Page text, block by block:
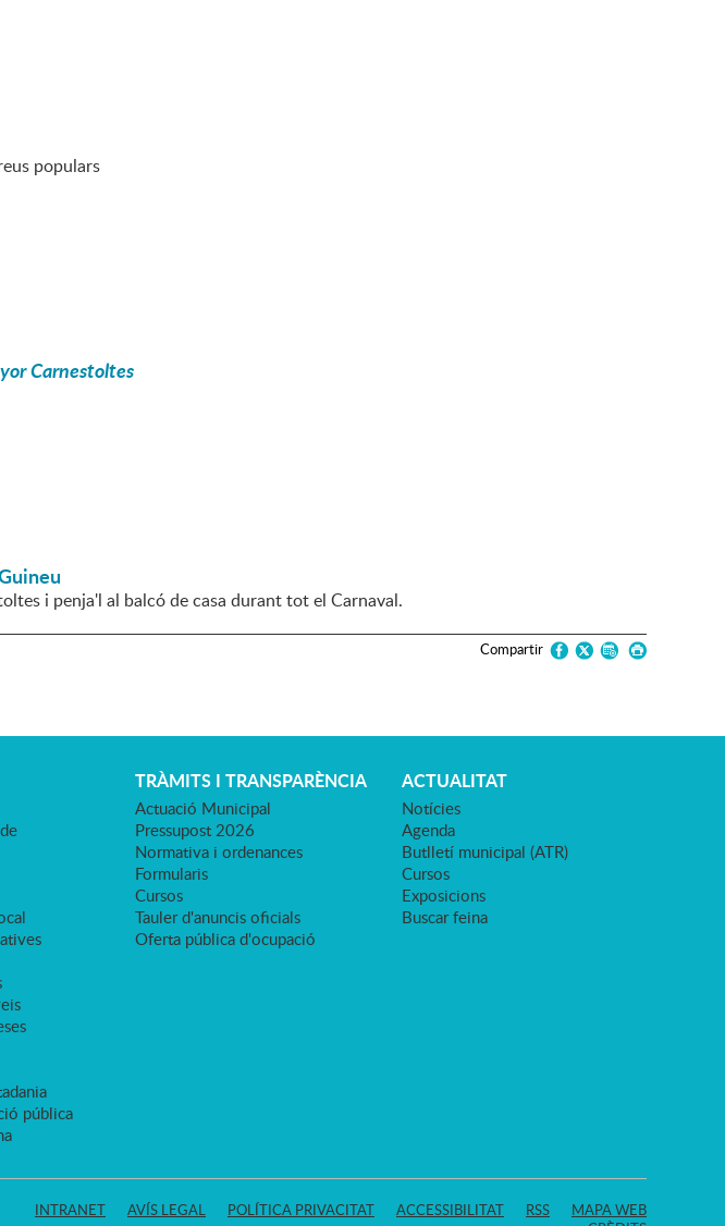
populars
Carnestoltes
i penja'l al balcó de casa durant tot el Carnaval.
Compartir
pública
TRÀMITS I TRANSPARÈNCIA
Actuació Municipal
Pressupost 2026
Normativa i ordenances
Formularis
Cursos
Tauler d'anuncis oficials
Oferta pública d'ocupació
ACTUALITAT
Notícies
Agenda
Butlletí municipal (ATR)
Cursos
Exposicions
Buscar feina
INTRANET AVÍS LEGAL POLÍTICA PRIVACITAT ACCESSIBILITAT RSS
MAPA WEB